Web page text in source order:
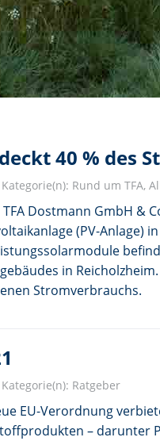
40 % des
Kategorie(n): Rund um TFA,
TFA Dostmann GmbH &
(PV-Anlage)
in
Stromverbrauchs.
Kategorie(n): Ratgeber
EU-Verordnung
– darunter